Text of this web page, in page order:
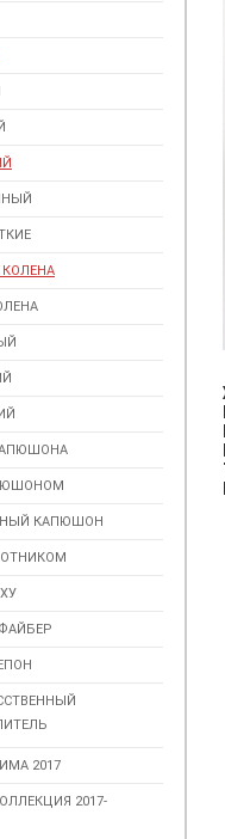
КАПЮШОН
2017
2017-